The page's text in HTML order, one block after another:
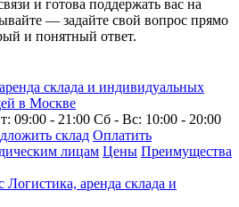
и готова поддержать вас на
— задайте свой вопрос прямо
и понятный ответ.
09:00 - 21:00 Сб - Вс: 10:00 - 20:00
склад Оплатить
лицам Цены Преимущества